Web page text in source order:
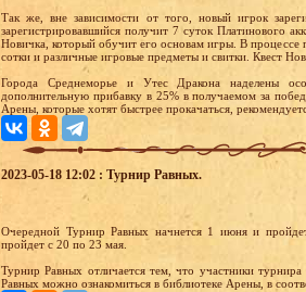
Так же, вне зависимости от того, новый игрок
зарегистрировавшийся получит 7 суток Платинового
Новичка, который обучит его основам игры. В процессе
сотки и различные игровые предметы и свитки. Квест
Города Среднеморье и Утес Дракона наделены
дополнительную прибавку в 25% в получаемом за
Арены, которые хотят быстрее прокачаться,
2023-05-18 12:02 : Турнир Равных.
Очередной Турнир Равных начнется 1 июня и
пройдет с 20 по 23 мая.
Турнир Равных отличается тем, что участники
Равных можно ознакомиться в библиотеке Арены, в